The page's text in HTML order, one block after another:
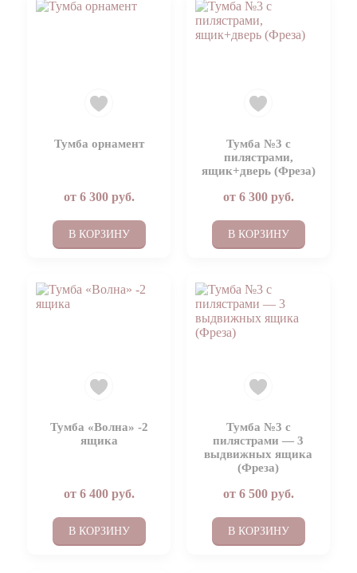
Тумба орнамент
от 6 300руб.
В КОРЗИНУ
Тумба №3 с
пилястрами,
ящик+дверь (Фреза)
от 6 300руб.
В КОРЗИНУ
Тумба «Волна» -2
ящика
от 6 400руб.
В КОРЗИНУ
Тумба №3 с
пилястрами — 3
выдвижных ящика
(Фреза)
от 6 500руб.
В КОРЗИНУ